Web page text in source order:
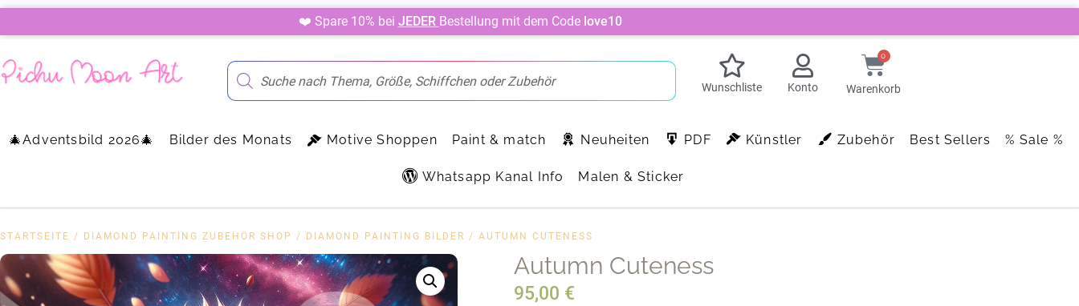
❤️ Spare 10% bei JEDER Bestellung mit dem Code love10
Wunschliste Konto
0
Warenkorb
🎄Adventsbild 2026🎄 Bilder des Monats Motive Shoppen Paint & match Neuheiten PDF Künstler Zubehör Best Sellers % Sale %
Whatsapp Kanal Info Malen & Sticker
STARTSEITE / DIAMOND PAINTING ZUBEHÖR SHOP / DIAMOND PAINTING BILDER / AUTUMN CUTENESS
Autumn Cuteness
95,00 €